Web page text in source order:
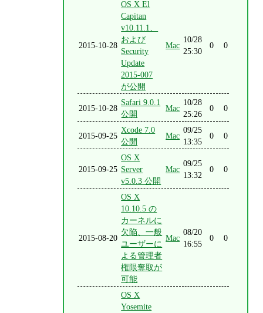
2015-10-28
OS X El
Capitan
v10.11.1、
および
Security
Update
2015-007
が公開
Mac
10/28
25:30
0 0
2015-10-28
Safari 9.0.1
公開
Mac
10/28
25:26
0 0
2015-09-25
Xcode 7.0
公開
Mac
09/25
13:35
0 0
2015-09-25
OS X
Server
v5.0.3 公開
Mac
09/25
13:32
0 0
2015-08-20
OS X
10.10.5 の
カーネルに
欠陥、一般
ユーザーに
よる管理者
権限奪取が
可能
Mac
08/20
16:55
0 0
OS X
Yosemite